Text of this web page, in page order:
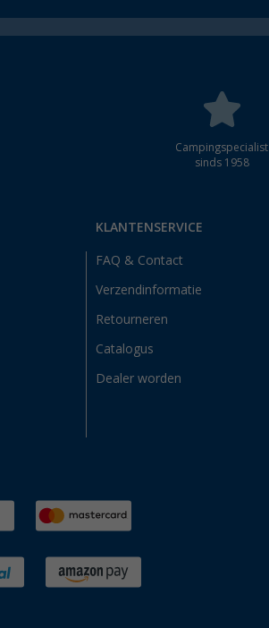
Campingspecialist
sinds 1958
KLANTENSERVICE
FAQ & Contact
Verzendinformatie
Retourneren
Catalogus
Dealer worden